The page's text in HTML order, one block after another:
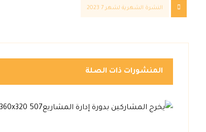
النشرة الشهرية لشهر 7 2023
المنشورات ذات الصلة